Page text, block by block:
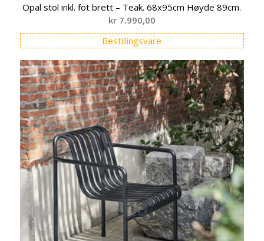
Opal stol inkl. fot brett – Teak. 68x95cm Høyde 89cm.
kr7.990,00
Bestillingsvare